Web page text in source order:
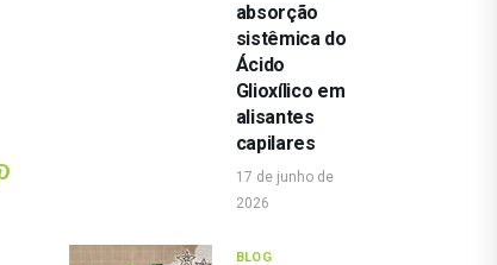
absorção
sistêmica do
Ácido
Glioxílico em
alisantes
capilares
17 de junho de
2026
BLOG